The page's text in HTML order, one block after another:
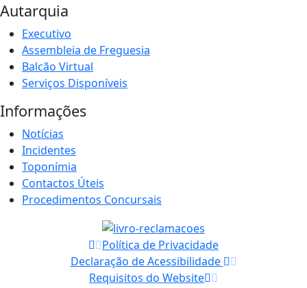
Autarquia
Executivo
Assembleia de Freguesia
Balcão Virtual
Serviços Disponíveis
Informações
Notícias
Incidentes
Toponímia
Contactos Úteis
Procedimentos Concursais
Política de Privacidade
Declaração de Acessibilidade
Requisitos do Website